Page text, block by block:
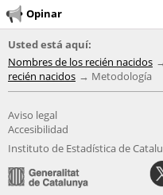
Opinar
Usted está aquí:
Nombres de los recién nacidos
recién nacidos
Metodología
Aviso legal
Accesibilidad
Instituto de Estadística de